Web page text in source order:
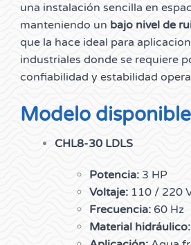
una instalación sencilla en
manteniendo un bajo nivel de
que la hace ideal para
industriales donde se requiere
confiabilidad y estabilidad
Modelo disponible
CHL8-30 LDLS
Potencia: 3 HP
Voltaje: 110 / 220
Frecuencia: 60 Hz
Material hidráulico: